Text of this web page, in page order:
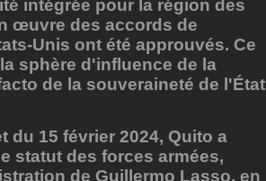
intégrée pour la région des
œuvre des accords de
Unis ont été approuvés. Ce
sphère d'influence de la
de la souveraineté de l'État
du 15 février 2024, Quito a
statut des forces armées,
de Guillermo Lasso, en